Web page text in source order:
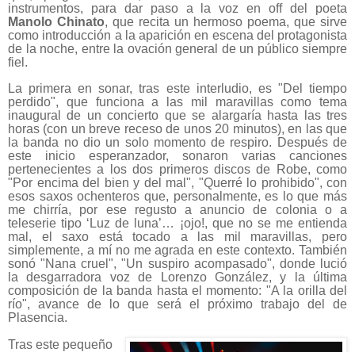
instrumentos, para dar paso a la voz en off del poeta
Manolo Chinato, que recita un hermoso poema, que sirve
como introducción a la aparición en escena del protagonista
de la noche, entre la ovación general de un público siempre
fiel.
La primera en sonar, tras este interludio, es "Del tiempo
perdido", que funciona a las mil maravillas como tema
inaugural de un concierto que se alargaría hasta las tres
horas (con un breve receso de unos 20 minutos), en las que
la banda no dio un solo momento de respiro. Después de
este inicio esperanzador, sonaron varias canciones
pertenecientes a los dos primeros discos de Robe, como
"Por encima del bien y del mal", "Querré lo prohibido", con
esos saxos ochenteros que, personalmente, es lo que más
me chirría, por ese regusto a anuncio de colonia o a
teleserie tipo ‘Luz de luna’… ¡ojo!, que no se me entienda
mal, el saxo está tocado a las mil maravillas, pero
simplemente, a mí no me agrada en este contexto. También
sonó "Nana cruel", "Un suspiro acompasado", donde lució
la desgarradora voz de Lorenzo González, y la última
composición de la banda hasta el momento: "A la orilla del
río", avance de lo que será el próximo trabajo del de
Plasencia.
Tras este pequeño